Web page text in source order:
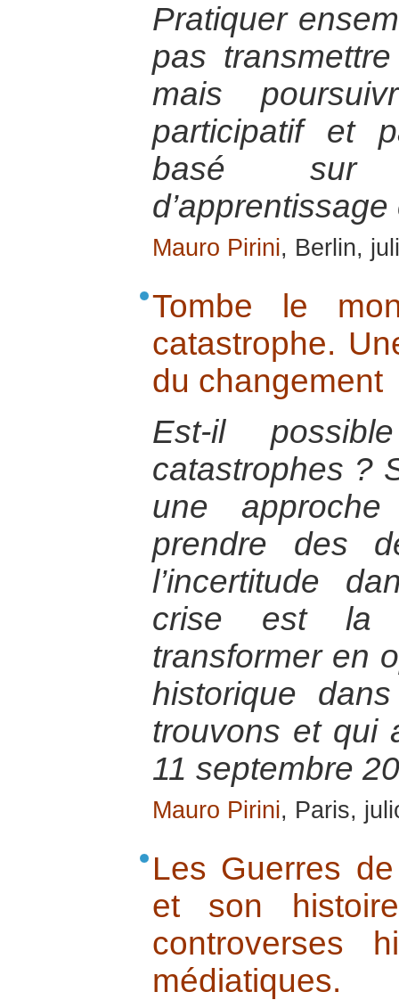
Pratiquer
pas
mais
participatif et
basé sur
Mauro Pirini, Berlin,
Tombe le
catastrophe.
du changement
Est-il
catastrophes ?
une
prendre des
l’incertitude
crise est la
transformer en
historique
trouvons et qui
11 septembre
Mauro Pirini, Paris,
Les Guerres
et son
controverses
médiatiques.